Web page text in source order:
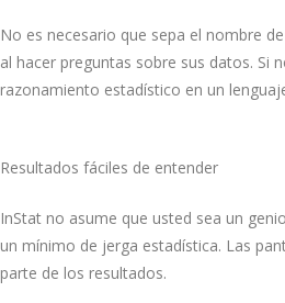
No es necesario que sepa el nombre
al hacer preguntas sobre sus datos. Si
razonamiento estadístico en un
Resultados fáciles de entender
InStat no asume que usted sea un
un mínimo de jerga estadística. Las
parte de los resultados.